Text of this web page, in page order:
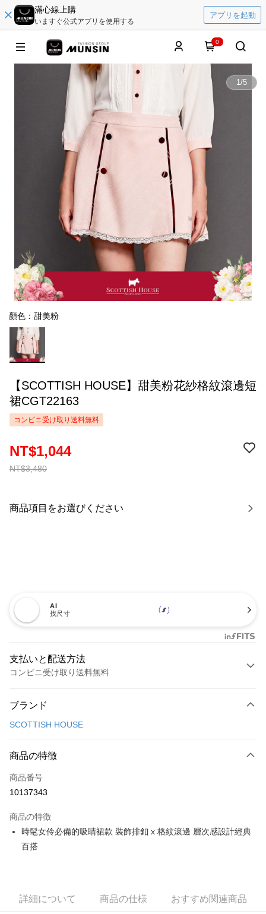
滿心線上購
いますぐ公式アプリを使用する
アプリを起動
0
1/5
顏色：甜美粉
【SCOTTISH HOUSE】甜美粉花紗格紋滾邊短
裙CGT22163
コンビニ受け取り送料無料
NT$3,480
NT$1,044
商品項目をお選びください
AI
找尺寸
支払いと配送方法
コンビニ受け取り送料無料
クレジットカード1回払い
LINE Pay
Apple Pay
Easy Wallet
OP Pay Later
2. 支払い方法で「OP Pay Later」を選択すると、注文が成立した後に自動
説明
ブランド
SCOTTISH HOUSE
商品の特徴
商品番号
10137343
商品の特徴
時髦女伶必備的吸睛裙款 裝飾排釦 x 格紋滾邊 層次感設計經典
百搭
詳細について 商品の仕様 おすすめ関連商品